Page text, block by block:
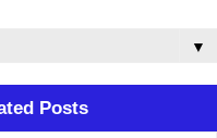
▼
Posts